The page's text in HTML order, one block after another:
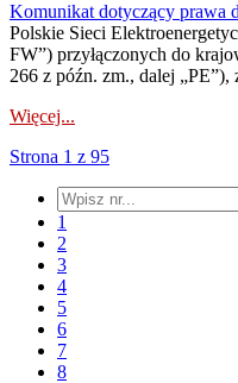
Komunikat dotyczący prawa
Polskie Sieci
FW”) przyłączonych do
266 z późn. zm., dalej
Więcej...
Strona 1 z 95
1
2
3
4
5
6
7
8